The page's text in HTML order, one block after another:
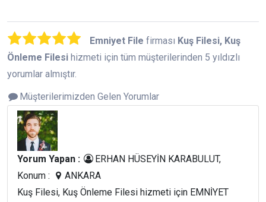
Emniyet File firması Kuş Filesi, Kuş
Önleme Filesi hizmeti için tüm müşterilerinden 5 yıldızlı
yorumlar almıştır.
Müşterilerimizden Gelen Yorumlar
Yorum Yapan :
ERHAN HÜSEYİN KARABULUT,
Konum :
ANKARA
Kuş Filesi, Kuş Önleme Filesi hizmeti için EMNİYET